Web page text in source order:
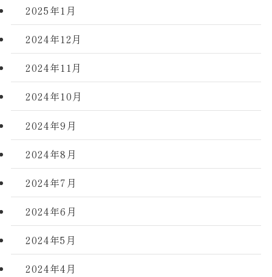
2025年1月
2024年12月
2024年11月
2024年10月
2024年9月
2024年8月
2024年7月
2024年6月
2024年5月
2024年4月